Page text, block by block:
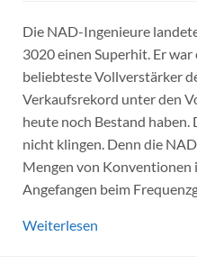
Die NAD-Ingenieure
3020 einen Superhit. Er war
beliebteste Vollverstärker
Verkaufsrekord unter den
heute noch Bestand
nicht klingen. Denn die
Mengen von Konventionen
Angefangen beim
Weiterlesen